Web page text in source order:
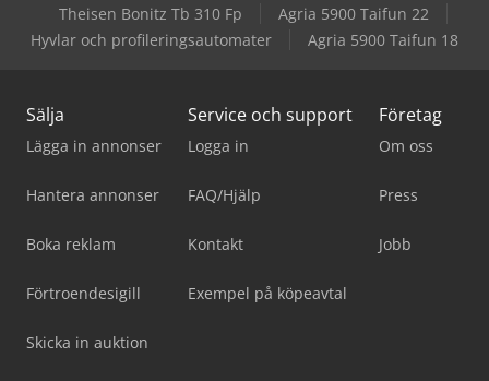
Theisen Bonitz Tb 310 Fp
Agria 5900 Taifun 22
Hyvlar och profileringsautomater
Agria 5900 Taifun 18
Sälja
Lägga in annonser
Hantera annonser
Boka reklam
Förtroendesigill
Skicka in auktion
Service och support
Logga in
FAQ/Hjälp
Kontakt
Exempel på köpeavtal
Företag
Om oss
Press
Jobb